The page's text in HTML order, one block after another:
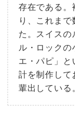
存在である。
り、これま
た。スイスの
ル・ロックの
エ・パピ」
計を制作して
輩出している。